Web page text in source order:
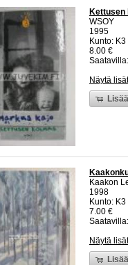
Kettusen
WSOY
1995
Kunto:
8.00 €
Näytä
Kaakon
1998
Kunto:
7.00 €
Näytä